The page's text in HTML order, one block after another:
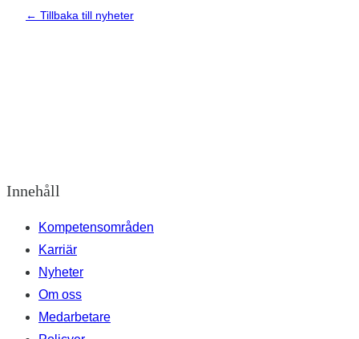
← Tillbaka till nyheter
Innehåll
Kompetensområden
Karriär
Nyheter
Om oss
Medarbetare